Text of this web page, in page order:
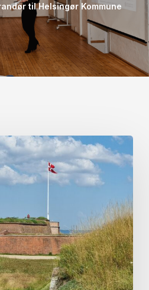
til Helsingør Kommune